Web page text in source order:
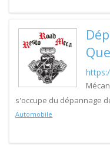
s'occupe du dépannage
Automobile